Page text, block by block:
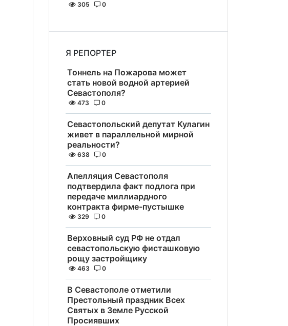
305 0
Я РЕПОРТЕР
Тоннель на Пожарова может
стать новой водной артерией
Севастополя?
473 0
Севастопольский депутат Кулагин
живет в параллельной мирной
реальности?
638 0
Апелляция Севастополя
подтвердила факт подлога при
передаче миллиардного
контракта фирме-пустышке
329 0
Верховный суд РФ не отдал
севастопольскую фисташковую
рощу застройщику
463 0
В Севастополе отметили
Престольный праздник Всех
Святых в Земле Русской
Просиявших